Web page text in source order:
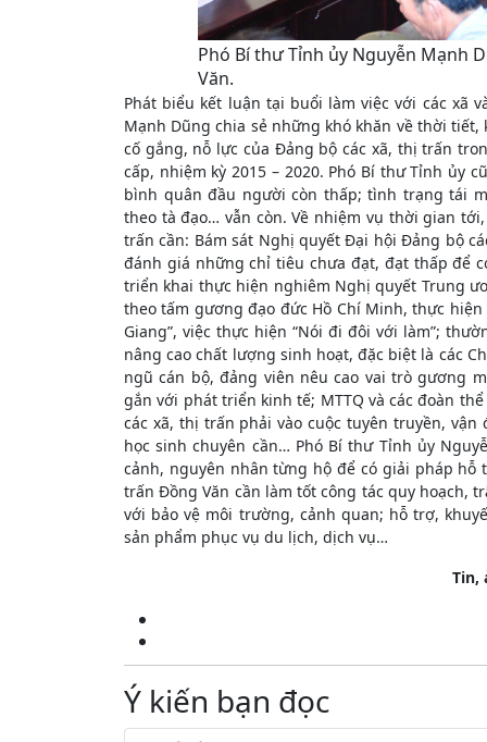
Phó Bí thư Tỉnh ủy Nguyễn Mạnh
Văn.
Phát biểu kết luận tại buổi làm việc với các xã
Mạnh Dũng chia sẻ những khó khăn về thời
cố gắng, nỗ lực của Đảng bộ các xã, thị trấn
cấp, nhiệm kỳ 2015 – 2020. Phó Bí thư Tỉnh ủy
bình quân đầu người còn thấp; tình trạng tái
theo tà đạo… vẫn còn. Về nhiệm vụ thời gian
trấn cần: Bám sát Nghị quyết Đại hội Đảng bộ
đánh giá những chỉ tiêu chưa đạt, đạt thấp để
triển khai thực hiện nghiêm Nghị quyết Trung
theo tấm gương đạo đức Hồ Chí Minh, thực hiện
Giang”, việc thực hiện “Nói đi đôi với làm”;
nâng cao chất lượng sinh hoạt, đặc biệt là các
ngũ cán bộ, đảng viên nêu cao vai trò gương
gắn với phát triển kinh tế; MTTQ và các đoàn
các xã, thị trấn phải vào cuộc tuyên truyền,
học sinh chuyên cần… Phó Bí thư Tỉnh ủy
cảnh, nguyên nhân từng hộ để có giải pháp
trấn Đồng Văn cần làm tốt công tác quy hoạch,
với bảo vệ môi trường, cảnh quan; hỗ trợ,
sản phẩm phục vụ du lịch, dịch vụ…
Tin,
Ý kiến bạn đọc